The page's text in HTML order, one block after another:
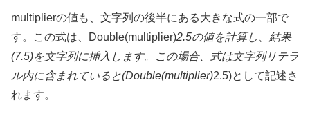
multiplierの値も、文字列の後半にある大きな式の一部で
す。この式は、Double(multiplier)2.5の値を計算し、結果
(7.5)を文字列に挿入します。この場合、式は文字列リテラ
ル内に含まれていると(Double(multiplier)2.5)として記述さ
れます。